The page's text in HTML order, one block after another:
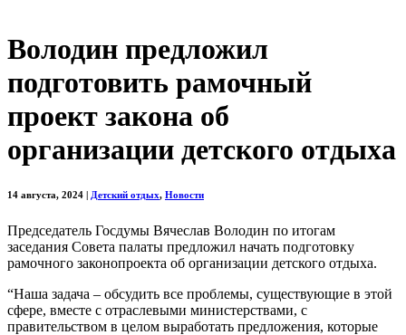
Володин предложил
подготовить рамочный
проект закона об
организации детского отдыха
14 августа, 2024 Детский отдых, Новости
Председатель Госдумы Вячеслав Володин по итогам
заседания Совета палаты предложил начать подготовку
рамочного законопроекта об организации детского отдыха.
“Наша задача – обсудить все проблемы, существующие в этой
сфере, вместе с отраслевыми министерствами, с
правительством в целом выработать предложения, которые